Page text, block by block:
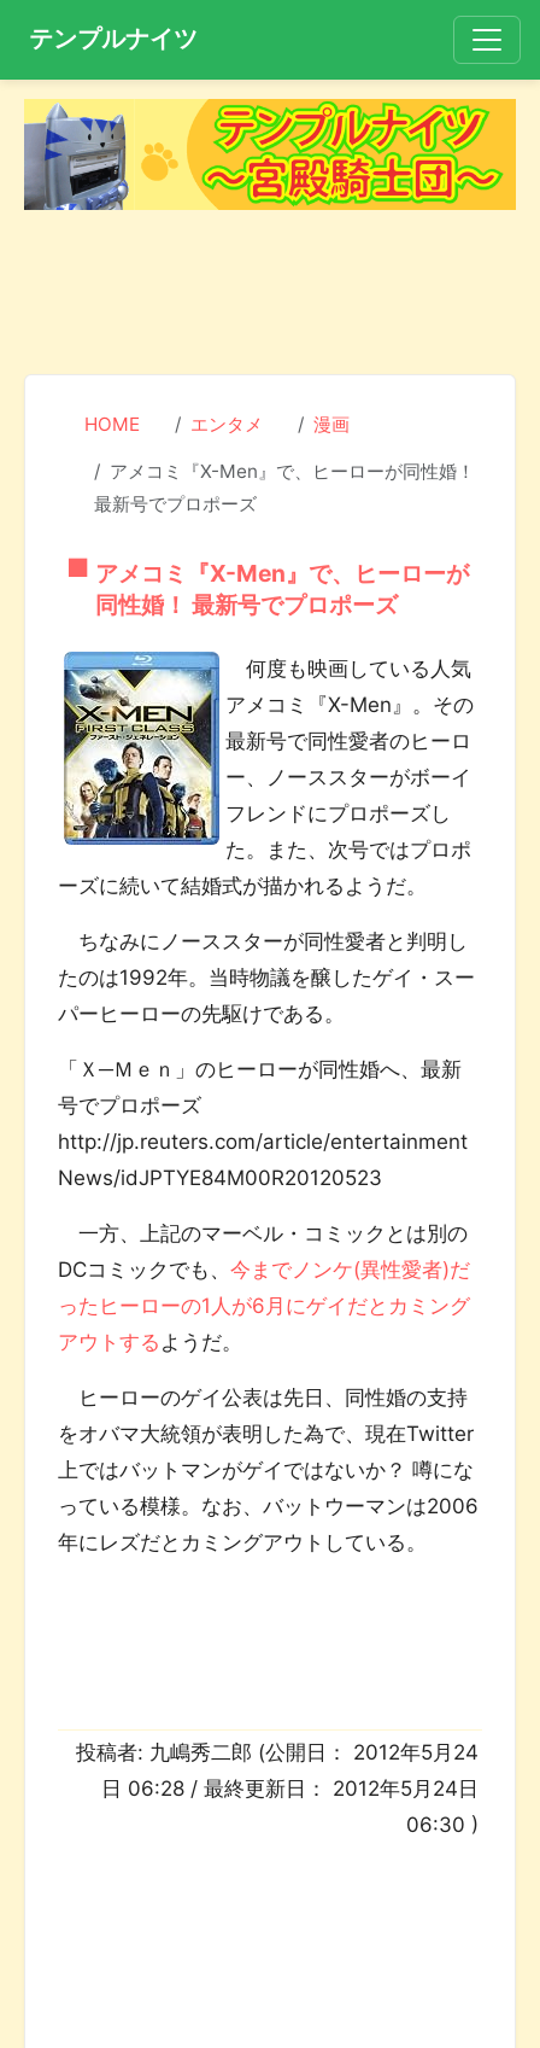
テンプルナイツ
HOME エンタメ 漫画
アメコミ『X-Men』で、ヒーローが同性婚！
最新号でプロポーズ
アメコミ『X-Men』で、ヒーローが
同性婚！ 最新号でプロポーズ
何度も映画している人気
アメコミ『X-Men』。その
最新号で同性愛者のヒーロ
ー、ノーススターがボーイ
フレンドにプロポーズし
た。また、次号ではプロポ
ーズに続いて結婚式が描かれるようだ。
ちなみにノーススターが同性愛者と判明し
たのは1992年。当時物議を醸したゲイ・スー
パーヒーローの先駆けである。
「Ｘ─Ｍｅｎ」のヒーローが同性婚へ、最新
号でプロポーズ
http://jp.reuters.com/article/entertainment
News/idJPTYE84M00R20120523
一方、上記のマーベル・コミックとは別の
DCコミックでも、今までノンケ(異性愛者)だ
ったヒーローの1人が6月にゲイだとカミング
アウトする ようだ。
ヒーローのゲイ公表は先日、同性婚の支持
をオバマ大統領が表明した為で、現在Twitter
上ではバットマンがゲイではないか？ 噂にな
っている模様。なお、バットウーマンは2006
年にレズだとカミングアウトしている。
投稿者: 九嶋秀二郎 (公開日： 2012年5月24
日 06:28 / 最終更新日： 2012年5月24日
06:30 )